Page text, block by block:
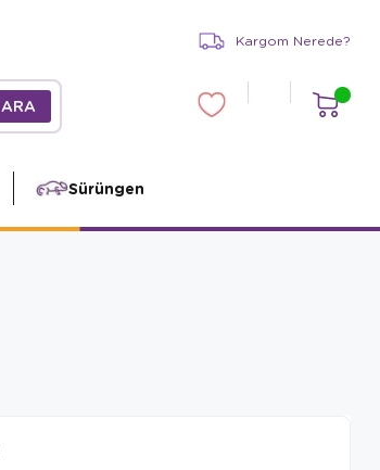
Kargom Nerede?
Sürüngen